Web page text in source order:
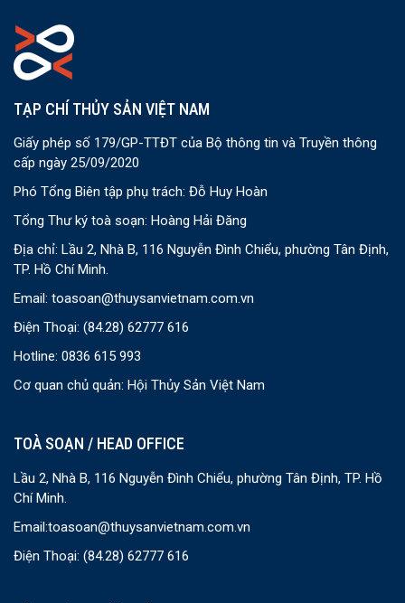
TẠP CHÍ THỦY SẢN VIỆT NAM
Giấy phép số 179/GP-TTĐT của Bộ thông tin và Truyền thông
cấp ngày 25/09/2020
Phó Tổng Biên tập phụ trách: Đỗ Huy Hoàn
Tổng Thư ký toà soạn: Hoàng Hải Đăng
Địa chỉ: Lầu 2, Nhà B, 116 Nguyễn Đình Chiểu, phường Tân Định,
TP. Hồ Chí Minh.
Email: toasoan@thuysanvietnam.com.vn
Điện Thoại: (84.28) 62777 616
Hotline: 0836 615 993
Cơ quan chủ quản: Hội Thủy Sản Việt Nam
TOÀ SOẠN / HEAD OFFICE
Lầu 2, Nhà B, 116 Nguyễn Đình Chiểu, phường Tân Định, TP. Hồ
Chí Minh.
Email:toasoan@thuysanvietnam.com.vn
Điện Thoại: (84.28) 62777 616